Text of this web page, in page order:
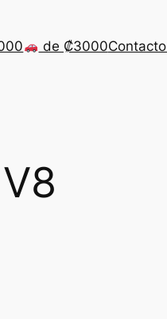
de ₡3000Contacto